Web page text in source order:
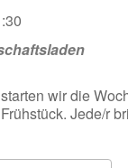
wir die
Jede/r